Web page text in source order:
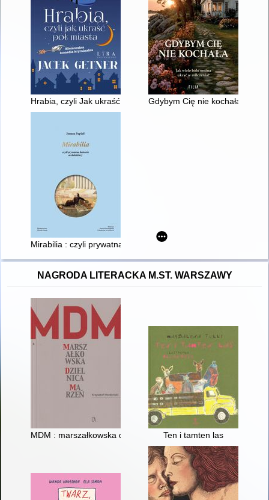
Hrabia, czyli Jak ukraść pół miastaGdybym Cię nie kochała
Mirabilia : czyli prywatna historia architektury
NAGRODA LITERACKA M.ST. WARSZAWY
MDM : marszałkowska dzielnica marzeńTen i tamten las